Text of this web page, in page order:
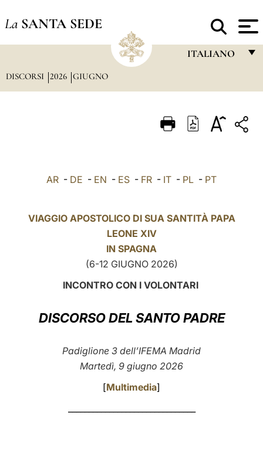
La SANTA SEDE
ITALIANO
ITALIANO
POLSKI
LATINE
DISCORSI 2026 GIUGNO
AR - DE - EN - ES - FR - IT - PL - PT
VIAGGIO APOSTOLICO DI SUA SANTITÀ PAPA
LEONE XIV
IN SPAGNA
(6-12 GIUGNO 2026)
INCONTRO CON I VOLONTARI
DISCORSO DEL SANTO PADRE
Padiglione 3 dell’IFEMA Madrid
Martedì, 9 giugno 2026
[Multimedia]